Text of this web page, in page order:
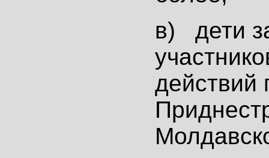
в) дети
действий